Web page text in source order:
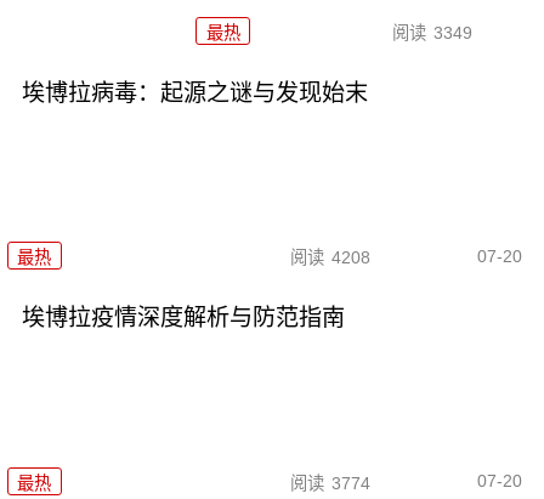
最热 阅读 3349
埃博拉病毒：起源之谜与发现始末
最热 阅读 4208 07-20
埃博拉疫情深度解析与防范指南
最热 阅读 3774 07-20